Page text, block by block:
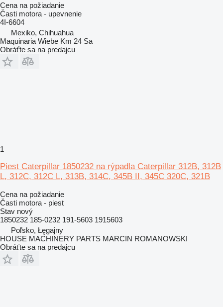
Cena na požiadanie
Časti motora - upevnenie
4I-6604
Mexiko, Chihuahua
Maquinaria Wiebe Km 24 Sa
Obráťte sa na predajcu
1
Piest Caterpillar 1850232 na rýpadla Caterpillar 312B, 312B
L, 312C, 312C L, 313B, 314C, 345B II, 345C 320C, 321B
Cena na požiadanie
Časti motora - piest
Stav nový
1850232 185-0232 191-5603 1915603
Poľsko, Łęgajny
HOUSE MACHINERY PARTS MARCIN ROMANOWSKI
Obráťte sa na predajcu